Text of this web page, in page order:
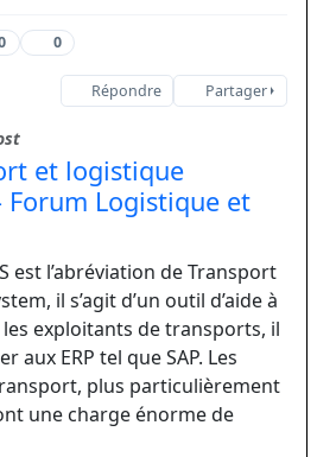
0
Répondre Partager
et logistique
Logistique et
est l’abréviation de Transport
il s’agit d’un outil d’aide à
exploitants de transports, il
aux ERP tel que SAP. Les
plus particulièrement
une charge énorme de